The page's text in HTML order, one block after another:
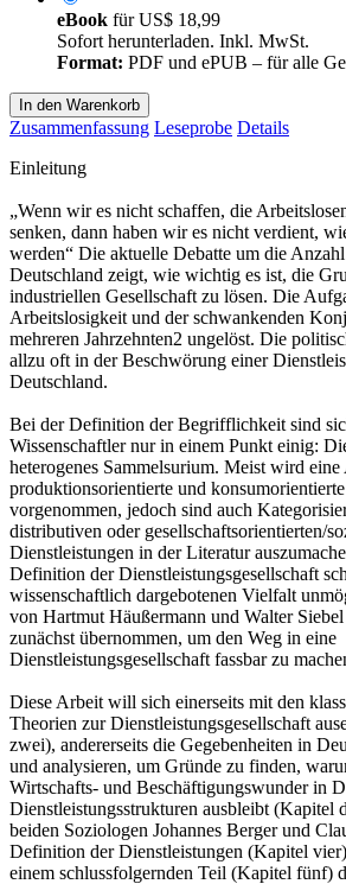
eBook fürUS$ 18,99
Sofort herunterladen. Inkl. MwSt.
Format: PDF und ePUB – für alle
In den Warenkorb
Zusammenfassung Leseprobe Details
Einleitung
„Wenn wir es nicht schaffen, die
senken, dann haben wir es nicht verdient,
werden“ Die aktuelle Debatte um die
Deutschland zeigt, wie wichtig es ist, die
industriellen Gesellschaft zu lösen. Die
Arbeitslosigkeit und der schwankenden
mehreren Jahrzehnten2 ungelöst. Die
allzu oft in der Beschwörung einer
Deutschland.
Bei der Definition der Begrifflichkeit sind
Wissenschaftler nur in einem Punkt einig:
heterogenes Sammelsurium. Meist wird
produktionsorientierte und
vorgenommen, jedoch sind auch
distributiven oder gesellschaftsorientierten/
Dienstleistungen in der Literatur
Definition der Dienstleistungsgesellschaft
wissenschaftlich dargebotenen Vielfalt
von Hartmut Häußermann und Walter
zunächst übernommen, um den Weg in eine
Dienstleistungsgesellschaft fassbar zu
Diese Arbeit will sich einerseits mit den
Theorien zur Dienstleistungsgesellschaft
zwei), andererseits die Gegebenheiten in
und analysieren, um Gründe zu finden,
Wirtschafts- und Beschäftigungswunder in
Dienstleistungsstrukturen ausbleibt (Kapitel
beiden Soziologen Johannes Berger und
Definition der Dienstleistungen (Kapitel
einem schlussfolgernden Teil (Kapitel fünf)